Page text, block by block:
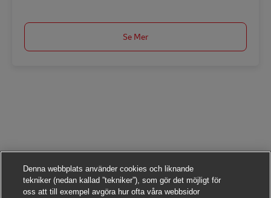
Se Mer
Denna webbplats använder cookies och liknande
tekniker (nedan kallad ”tekniker”), som gör det möjligt för
oss att till exempel avgöra hur ofta våra webbsidor